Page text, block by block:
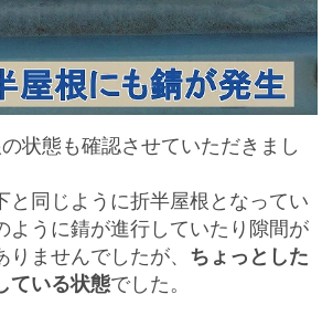
状態も確認させていただきまし
と同じように折半屋根となってい
ように錆が進行していたり隙間が
ませんでしたが、 ちょっとした
ている状態でした。